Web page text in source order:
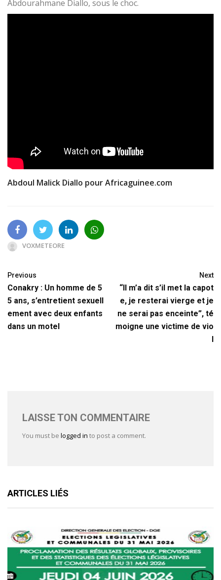
Abdourahmane Diallo, sous le choc.
Abdoul Malick Diallo pour Africaguinee.com
VOXMETEORE
Previous
Conakry : Un homme de 5
5 ans, s’entretient sexuell
ement avec deux enfants
dans un motel
Next
“Il m’a dit s’il met la capot
e, je resterai vierge et je
ne serai pas enceinte”, té
moigne une victime de vio
LAISSE TON COMMENTAIRE
You must be logged in to post a comment.
ARTICLES LIÉS